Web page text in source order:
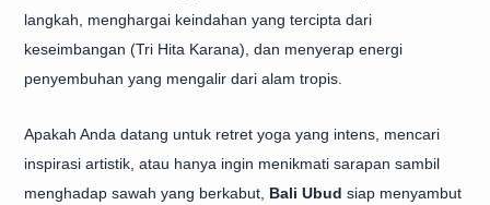
langkah, menghargai keindahan yang tercipta dari
keseimbangan (Tri Hita Karana), dan menyerap energi
penyembuhan yang mengalir dari alam tropis.
Apakah Anda datang untuk retret yoga yang intens, mencari
inspirasi artistik, atau hanya ingin menikmati sarapan sambil
menghadap sawah yang berkabut, Bali Ubud siap menyambut